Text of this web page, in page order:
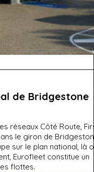
de Bridgestone
réseaux Côté Route,
le giron de
sur le plan national, là
Eurofleet constitue un
flottes.